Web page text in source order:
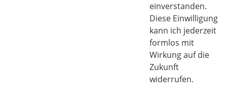
einverstanden.
Diese Einwilligung
kann ich jederzeit
formlos mit
Wirkung auf die
Zukunft
widerrufen.